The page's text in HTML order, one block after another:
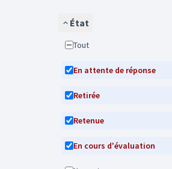
État
Tout
En attente de réponse
Retirée
Retenue
En cours d'évaluation